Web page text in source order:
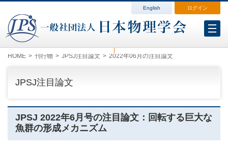
ログイン
English
会員各種変更 会費案内
ログイン（マイページ）
HOME 刊行物 JPSJ注目論文 2022年06月の注目論文
JPSJ注目論文
JPSJ 2022年6月号の注目論文：回転する巨大な
魚群の形成メカニズム